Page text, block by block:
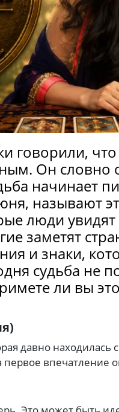
говорили,
Он словно
начинает
называют
люди
заметят
и знаки,
судьба не
ли вы
давно
впечатление